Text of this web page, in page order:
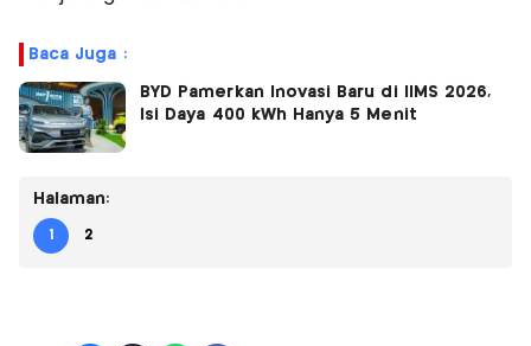
Baca Juga :
BYD Pamerkan Inovasi Baru di IIMS 2026,
Isi Daya 400 kWh Hanya 5 Menit
Halaman:
1 2